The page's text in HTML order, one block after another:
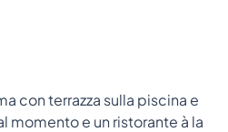
con terrazza sulla piscina e
momento e un ristorante à la